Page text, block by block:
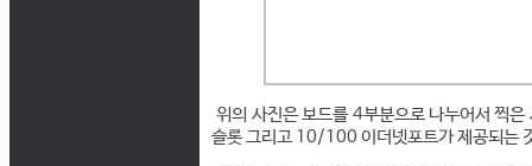
위의 사진은 보드를 4부분으로 나누어서 찍
슬롯 그리고 10/100 이더넷포트가 제공되는